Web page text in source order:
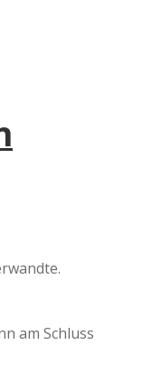
am Schluss